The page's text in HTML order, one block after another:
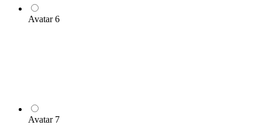
Avatar 6
Avatar 7